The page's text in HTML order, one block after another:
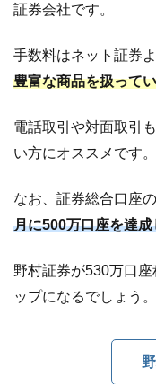
証券会社です。
手数料はネット証券
豊富な商品を扱って
電話取引や対面取引
い方にオススメです。
なお、証券総合口座
月に500万口座を達
野村証券が530万口
ップになるでしょう。